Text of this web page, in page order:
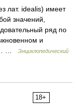
лат. idealis) имеет
значений,
ряд по
и
…
Энциклопедический
18+